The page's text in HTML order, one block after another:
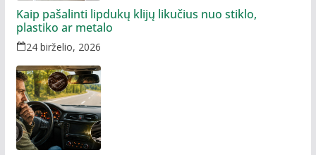
Kaip pašalinti lipdukų klijų likučius nuo stiklo,
plastiko ar metalo
24 birželio, 2026